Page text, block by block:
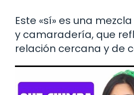
Este «sí» es una
y camaradería, que
relación cercana y de